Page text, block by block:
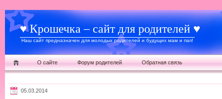
♥ Крошечка – сайт для родителей ♥
Наш сайт предназначен для молодых родителей и будущих мам и пап!
О сайте Форум родителей Обратная связь
05.03.2014